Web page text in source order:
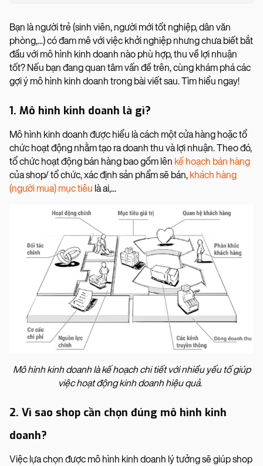
Bạn là người trẻ (sinh viên, người mới tốt nghiệp, dân văn
phòng,...) có đam mê với việc khởi nghiệp nhưng chưa biết bắt
đầu với mô hình kinh doanh nào phù hợp, thu về lợi nhuận
tốt? Nếu bạn đang quan tâm vấn đề trên, cùng khám phá các
gợi ý mô hình kinh doanh trong bài viết sau. Tìm hiểu ngay!
1. Mô hình kinh doanh là gì?
Mô hình kinh doanh được hiểu là cách một cửa hàng hoặc tổ
chức hoạt động nhằm tạo ra doanh thu và lợi nhuận. Theo đó,
tổ chức hoạt động bán hàng bao gồm lên kế hoạch bán hàng
của shop/ tổ chức, xác định sản phẩm sẽ bán, khách hàng
(người mua) mục tiêu là ai,...
Mô hình kinh doanh là kế hoạch chi tiết với nhiều yếu tố giúp
việc hoạt động kinh doanh hiệu quả.
2. Vì sao shop cần chọn đúng mô hình kinh
doanh?
Việc lựa chọn được mô hình kinh doanh lý tưởng sẽ giúp shop